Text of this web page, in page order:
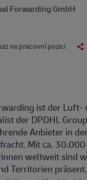
Forwarding GmbH
na pracovní pozici
ist der Luft-
der DPDHL
Anbieter in
Mit ca.
weltweit sind
Territorien